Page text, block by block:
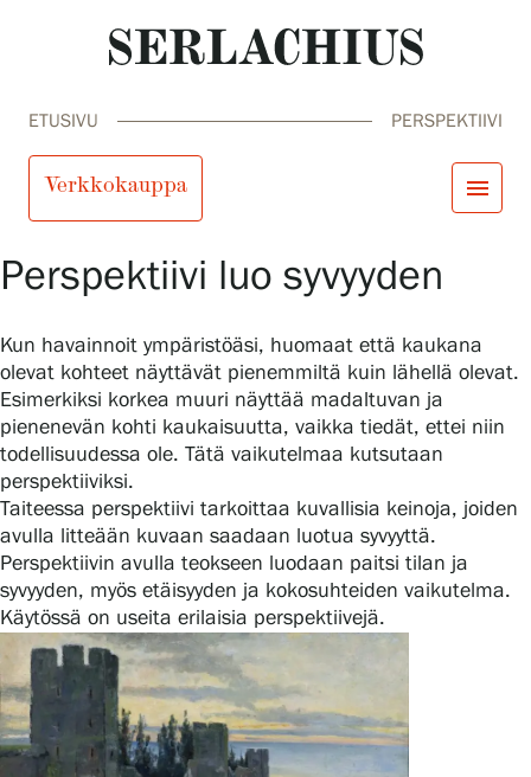
Tule meille
Tapahtumat
Palvelumme
Kokoelmat ja museo
Serlachius Residenssi
SERLACHIUS+
ETUSIVU PERSPEKTIIVI
Verkkokauppa menu
search Hakufiensvja
Tule meille
Näyttelyt
Tapahtumat
Palvelumme
Perspektiivi
Perspektiivi luo syvyyden
Kun havainnoit ympäristöäsi, huomaat että kaukana
olevat kohteet näyttävät pienemmiltä kuin lähellä olevat.
Esimerkiksi korkea muuri näyttää madaltuvan ja
pienenevän kohti kaukaisuutta, vaikka tiedät, ettei niin
todellisuudessa ole. Tätä vaikutelmaa kutsutaan
perspektiiviksi.
Taiteessa perspektiivi tarkoittaa kuvallisia keinoja, joiden
avulla litteään kuvaan saadaan luotua syvyyttä.
Perspektiivin avulla teokseen luodaan paitsi tilan ja
syvyyden, myös etäisyyden ja kokosuhteiden vaikutelma.
Käytössä on useita erilaisia perspektiivejä.